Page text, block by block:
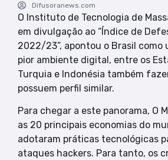
Difusoranews.com
O Instituto de Tecnologia de
em divulgação ao “Índice de
2022/23”, apontou o Brasil como
pior ambiente digital, entre os
Turquia e Indonésia também
possuem perfil similar.
Para chegar a este panorama, O
as 20 principais economias do
adotaram práticas tecnológicas
ataques hackers. Para tanto, os